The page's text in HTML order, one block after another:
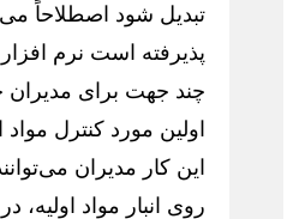
تبدیل شود اصطلاحاً
پذیرفته است نرم
چند جهت برای مدیران
اولین مورد کنترل
این کار مدیران
روی انبار مواد اولیه،